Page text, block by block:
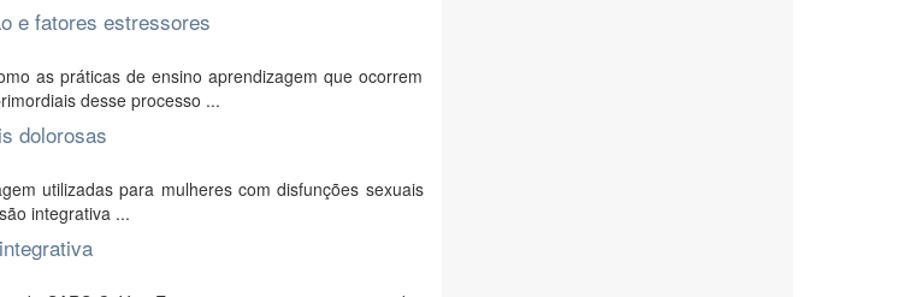
e fatores estressores
as práticas de ensino aprendizagem que ocorrem
desse processo ...
dolorosas
utilizadas para mulheres com disfunções sexuais
integrativa ...